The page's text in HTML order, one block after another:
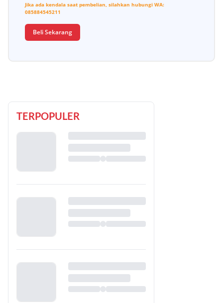
Jika ada kendala saat pembelian, silahkan hubungi WA:
085884545211
Beli Sekarang
TERPOPULER